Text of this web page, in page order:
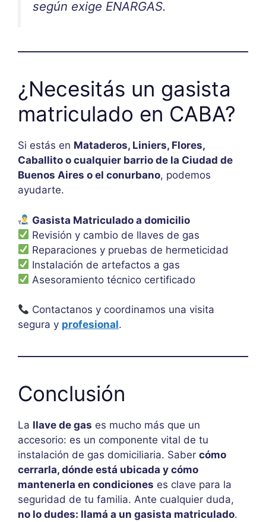
según exige ENARGAS.
¿Necesitás un gasista
matriculado en CABA?
Si estás en Mataderos, Liniers, Flores,
Caballito o cualquier barrio de la Ciudad de
Buenos Aires o el conurbano, podemos
ayudarte.
Gasista Matriculado a domicilio
Revisión y cambio de llaves de gas
Reparaciones y pruebas de hermeticidad
Instalación de artefactos a gas
Asesoramiento técnico certificado
Contactanos y coordinamos una visita
segura y profesional.
Conclusión
La llave de gas es mucho más que un
accesorio: es un componente vital de tu
instalación de gas domiciliaria. Saber cómo
cerrarla, dónde está ubicada y cómo
mantenerla en condiciones es clave para la
seguridad de tu familia. Ante cualquier duda,
no lo dudes: llamá a un gasista matriculado.